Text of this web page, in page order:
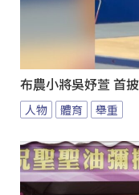
布農小將吳妤萱 首
人物 體育 舉重